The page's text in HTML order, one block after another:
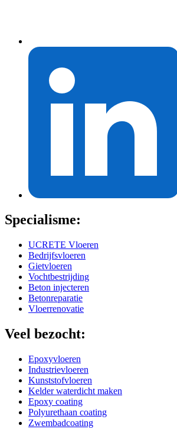
Specialisme:
UCRETE Vloeren
Bedrijfsvloeren
Gietvloeren
Vochtbestrijding
Beton injecteren
Betonreparatie
Vloerrenovatie
Veel bezocht:
Epoxyvloeren
Industrievloeren
Kunststofvloeren
Kelder waterdicht maken
Epoxy coating
Polyurethaan coating
Zwembadcoating